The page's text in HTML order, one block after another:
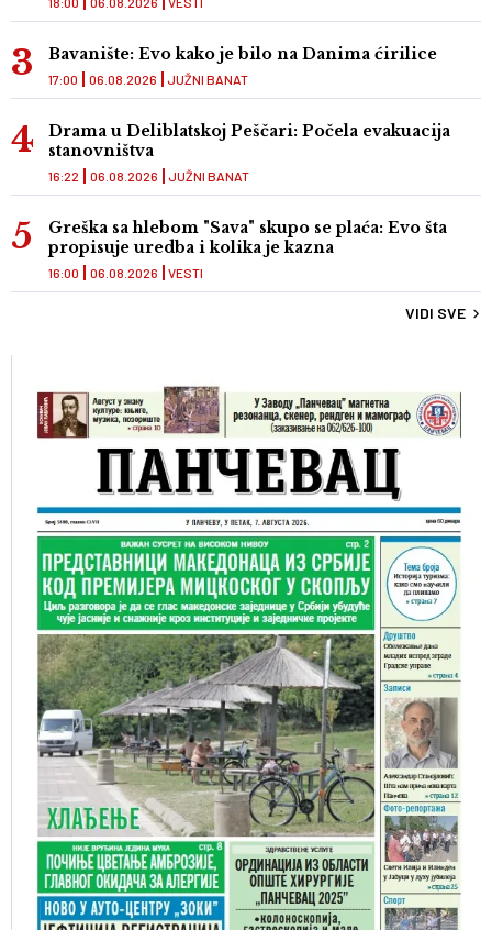
Bavanište: Evo kako je bilo na Danima ćirilice
JUŽNI BANAT
17:00 06.08.2026
Drama u Deliblatskoj Peščari: Počela evakuacija
stanovništva
JUŽNI BANAT
16:22 06.08.2026
Greška sa hlebom "Sava" skupo se plaća: Evo šta
propisuje uredba i kolika je kazna
VESTI
16:00 06.08.2026
VIDI SVE